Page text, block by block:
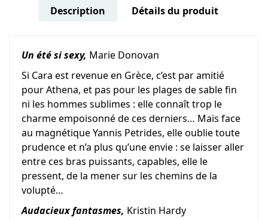
Description Détails du produit
Un été si sexy, Marie Donovan
Si Cara est revenue en Grèce, c’est par amitié
pour Athena, et pas pour les plages de sable fin
ni les hommes sublimes : elle connaît trop le
charme empoisonné de ces derniers… Mais face
au magnétique Yannis Petrides, elle oublie toute
prudence et n’a plus qu’une envie : se laisser aller
entre ces bras puissants, capables, elle le
pressent, de la mener sur les chemins de la
volupté…
Audacieux fantasmes, Kristin Hardy